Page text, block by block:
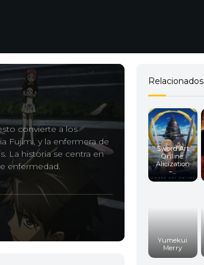
convierte a los
Fujimi, y la enfermera de
La historia se centra en
enfermedad.
en el
Relacionados
Sword Art
Online:
Alicization
–...
Yumekui
Merry